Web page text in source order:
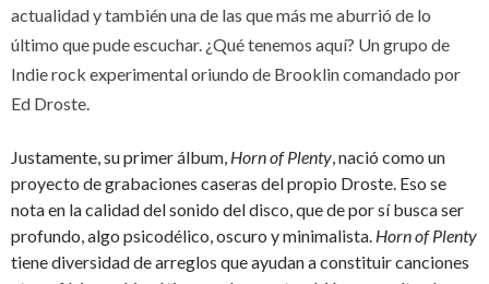
actualidad y también una de las que más me aburrió de lo
último que pude escuchar. ¿Qué tenemos aquí? Un grupo de
Indie rock experimental oriundo de Brooklin comandado por
Ed Droste.
Justamente, su primer álbum, Horn of Plenty, nació como un
proyecto de grabaciones caseras del propio Droste. Eso se
nota en la calidad del sonido del disco, que de por sí busca ser
profundo, algo psicodélico, oscuro y minimalista. Horn of Plenty
tiene diversidad de arreglos que ayudan a constituir canciones